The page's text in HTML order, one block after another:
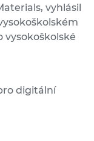
vyhlásil
vysokoškolské
digitální